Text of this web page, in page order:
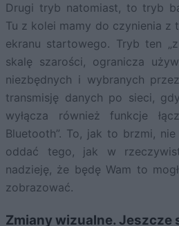
Drugi tryb natomiast, to tryb
Tu z kolei mamy do czynienia z
ekranu startowego. Tryb ten
skalę szarości, ogranicza
niezbędnych i wybranych
transmisję danych po sieci,
wyłącza również funkcje
Bluetooth”. To, jak to brzmi,
oddać tego, jak w
nadzieję, że będę Wam to
zobrazować.
Zmiany wizualne. Jeszcze